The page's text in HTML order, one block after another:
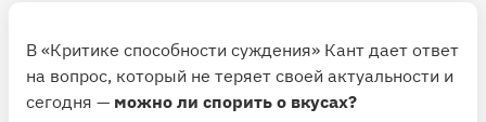
В «Критике способности суждения» Кант дает ответ
на вопрос, который не теряет своей актуальности и
сегодня — можно ли спорить о вкусах?